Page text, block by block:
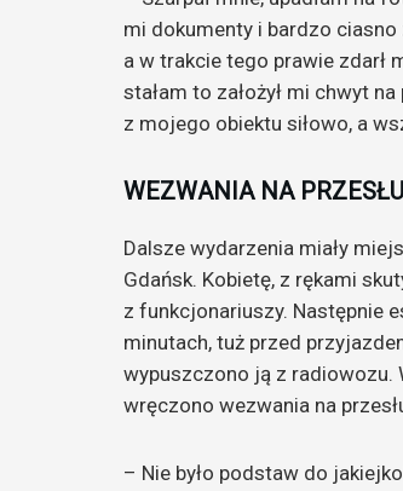
mi dokumenty i bardzo ciasno
a w trakcie tego prawie zdarł
stałam to założył mi chwyt
z mojego obiektu siłowo, a
WEZWANIA NA
Dalsze wydarzenia miały
Gdańsk. Kobietę, z rękami
z funkcjonariuszy. Następnie
minutach, tuż przed
wypuszczono ją z
wręczono wezwania na
– Nie było podstaw do